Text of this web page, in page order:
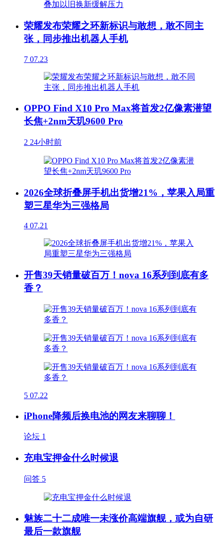
荣耀发布荣耀之环新标识与敢想，敢不同主
张，同步推出机器人手机
7 07.23
OPPO Find X10 Pro Max将首发2亿像素潜望
长焦+2nm天玑9600 Pro
2 24小时前
2026全球折叠屏手机出货增21%，苹果入局重
塑三星华为三强格局
4 07.21
开售39天销量破百万！nova 16系列到底有多
香？
5 07.22
iPhone降频后换电池的网友来聊聊！
论坛 1
充电宝押金什么时候退
问答 5
魅族二十二成唯一未涨价高端旗舰，或为自研
最后一款旗舰